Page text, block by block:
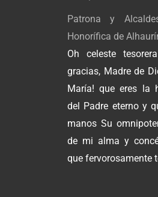
Patrona y
Honorífica de
Oh celeste
gracias, Madre de
María! que eres la
del Padre eterno y
manos Su
de mi alma y
que fervorosamente